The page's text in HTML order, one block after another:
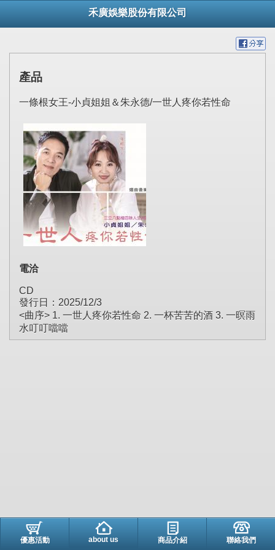
禾廣娛樂股份有限公司
產品
一條根女王-小貞姐姐＆朱永德/一世人疼你若性命
電洽
CD
發行日：2025/12/3
<曲序> 1. 一世人疼你若性命 2. 一杯苦苦的酒 3. 一暝雨
水叮叮噹噹
優惠活動 about us 商品介紹 聯絡我們